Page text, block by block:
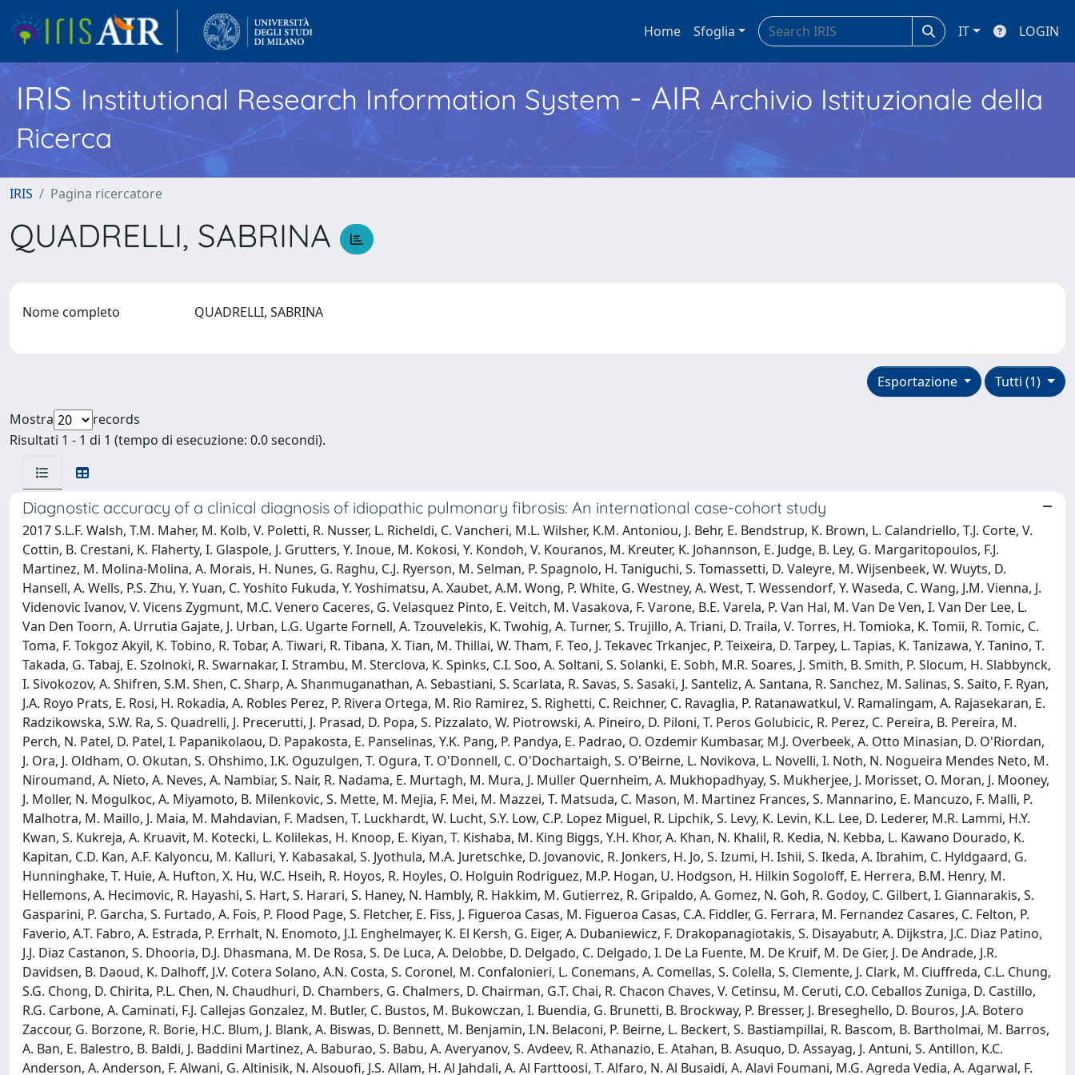
Home Sfoglia IT LOGIN
IRISInstitutional Research Information System - AIR Archivio Istituzionale della
Ricerca
IRIS Pagina ricercatore
QUADRELLI, SABRINA
Nome completo QUADRELLI, SABRINA
Tutti (1)
Esportazione
Mostra
records
Risultati 1 - 1 di 1 (tempo di esecuzione: 0.0 secondi).
Diagnostic accuracy of a clinical diagnosis of idiopathic pulmonary fibrosis: An international case-cohort study
2017 S.L.F. Walsh, T.M. Maher, M. Kolb, V. Poletti, R. Nusser, L. Richeldi, C. Vancheri, M.L. Wilsher, K.M. Antoniou, J. Behr, E. Bendstrup, K. Brown, L. Calandriello, T.J. Corte, V.
Cottin, B. Crestani, K. Flaherty, I. Glaspole, J. Grutters, Y. Inoue, M. Kokosi, Y. Kondoh, V. Kouranos, M. Kreuter, K. Johannson, E. Judge, B. Ley, G. Margaritopoulos, F.J.
Martinez, M. Molina-Molina, A. Morais, H. Nunes, G. Raghu, C.J. Ryerson, M. Selman, P. Spagnolo, H. Taniguchi, S. Tomassetti, D. Valeyre, M. Wijsenbeek, W. Wuyts, D.
Hansell, A. Wells, P.S. Zhu, Y. Yuan, C. Yoshito Fukuda, Y. Yoshimatsu, A. Xaubet, A.M. Wong, P. White, G. Westney, A. West, T. Wessendorf, Y. Waseda, C. Wang, J.M. Vienna, J.
Videnovic Ivanov, V. Vicens Zygmunt, M.C. Venero Caceres, G. Velasquez Pinto, E. Veitch, M. Vasakova, F. Varone, B.E. Varela, P. Van Hal, M. Van De Ven, I. Van Der Lee, L.
Van Den Toorn, A. Urrutia Gajate, J. Urban, L.G. Ugarte Fornell, A. Tzouvelekis, K. Twohig, A. Turner, S. Trujillo, A. Triani, D. Traila, V. Torres, H. Tomioka, K. Tomii, R. Tomic, C.
Toma, F. Tokgoz Akyil, K. Tobino, R. Tobar, A. Tiwari, R. Tibana, X. Tian, M. Thillai, W. Tham, F. Teo, J. Tekavec Trkanjec, P. Teixeira, D. Tarpey, L. Tapias, K. Tanizawa, Y. Tanino, T.
Takada, G. Tabaj, E. Szolnoki, R. Swarnakar, I. Strambu, M. Sterclova, K. Spinks, C.I. Soo, A. Soltani, S. Solanki, E. Sobh, M.R. Soares, J. Smith, B. Smith, P. Slocum, H. Slabbynck,
I. Sivokozov, A. Shifren, S.M. Shen, C. Sharp, A. Shanmuganathan, A. Sebastiani, S. Scarlata, R. Savas, S. Sasaki, J. Santeliz, A. Santana, R. Sanchez, M. Salinas, S. Saito, F. Ryan,
J.A. Royo Prats, E. Rosi, H. Rokadia, A. Robles Perez, P. Rivera Ortega, M. Rio Ramirez, S. Righetti, C. Reichner, C. Ravaglia, P. Ratanawatkul, V. Ramalingam, A. Rajasekaran, E.
Radzikowska, S.W. Ra, S. Quadrelli, J. Precerutti, J. Prasad, D. Popa, S. Pizzalato, W. Piotrowski, A. Pineiro, D. Piloni, T. Peros Golubicic, R. Perez, C. Pereira, B. Pereira, M.
Perch, N. Patel, D. Patel, I. Papanikolaou, D. Papakosta, E. Panselinas, Y.K. Pang, P. Pandya, E. Padrao, O. Ozdemir Kumbasar, M.J. Overbeek, A. Otto Minasian, D. O'Riordan,
J. Ora, J. Oldham, O. Okutan, S. Ohshimo, I.K. Oguzulgen, T. Ogura, T. O'Donnell, C. O'Dochartaigh, S. O'Beirne, L. Novikova, L. Novelli, I. Noth, N. Nogueira Mendes Neto, M.
Niroumand, A. Nieto, A. Neves, A. Nambiar, S. Nair, R. Nadama, E. Murtagh, M. Mura, J. Muller Quernheim, A. Mukhopadhyay, S. Mukherjee, J. Morisset, O. Moran, J. Mooney,
J. Moller, N. Mogulkoc, A. Miyamoto, B. Milenkovic, S. Mette, M. Mejia, F. Mei, M. Mazzei, T. Matsuda, C. Mason, M. Martinez Frances, S. Mannarino, E. Mancuzo, F. Malli, P.
Malhotra, M. Maillo, J. Maia, M. Mahdavian, F. Madsen, T. Luckhardt, W. Lucht, S.Y. Low, C.P. Lopez Miguel, R. Lipchik, S. Levy, K. Levin, K.L. Lee, D. Lederer, M.R. Lammi, H.Y.
Kwan, S. Kukreja, A. Kruavit, M. Kotecki, L. Kolilekas, H. Knoop, E. Kiyan, T. Kishaba, M. King Biggs, Y.H. Khor, A. Khan, N. Khalil, R. Kedia, N. Kebba, L. Kawano Dourado, K.
Kapitan, C.D. Kan, A.F. Kalyoncu, M. Kalluri, Y. Kabasakal, S. Jyothula, M.A. Juretschke, D. Jovanovic, R. Jonkers, H. Jo, S. Izumi, H. Ishii, S. Ikeda, A. Ibrahim, C. Hyldgaard, G.
Hunninghake, T. Huie, A. Hufton, X. Hu, W.C. Hseih, R. Hoyos, R. Hoyles, O. Holguin Rodriguez, M.P. Hogan, U. Hodgson, H. Hilkin Sogoloff, E. Herrera, B.M. Henry, M.
Hellemons, A. Hecimovic, R. Hayashi, S. Hart, S. Harari, S. Haney, N. Hambly, R. Hakkim, M. Gutierrez, R. Gripaldo, A. Gomez, N. Goh, R. Godoy, C. Gilbert, I. Giannarakis, S.
Gasparini, P. Garcha, S. Furtado, A. Fois, P. Flood Page, S. Fletcher, E. Fiss, J. Figueroa Casas, M. Figueroa Casas, C.A. Fiddler, G. Ferrara, M. Fernandez Casares, C. Felton, P.
Faverio, A.T. Fabro, A. Estrada, P. Errhalt, N. Enomoto, J.I. Enghelmayer, K. El Kersh, G. Eiger, A. Dubaniewicz, F. Drakopanagiotakis, S. Disayabutr, A. Dijkstra, J.C. Diaz Patino,
J.J. Diaz Castanon, S. Dhooria, D.J. Dhasmana, M. De Rosa, S. De Luca, A. Delobbe, D. Delgado, C. Delgado, I. De La Fuente, M. De Kruif, M. De Gier, J. De Andrade, J.R.
Davidsen, B. Daoud, K. Dalhoff, J.V. Cotera Solano, A.N. Costa, S. Coronel, M. Confalonieri, L. Conemans, A. Comellas, S. Colella, S. Clemente, J. Clark, M. Ciuffreda, C.L. Chung,
S.G. Chong, D. Chirita, P.L. Chen, N. Chaudhuri, D. Chambers, G. Chalmers, D. Chairman, G.T. Chai, R. Chacon Chaves, V. Cetinsu, M. Ceruti, C.O. Ceballos Zuniga, D. Castillo,
R.G. Carbone, A. Caminati, F.J. Callejas Gonzalez, M. Butler, C. Bustos, M. Bukowczan, I. Buendia, G. Brunetti, B. Brockway, P. Bresser, J. Breseghello, D. Bouros, J.A. Botero
Zaccour, G. Borzone, R. Borie, H.C. Blum, J. Blank, A. Biswas, D. Bennett, M. Benjamin, I.N. Belaconi, P. Beirne, L. Beckert, S. Bastiampillai, R. Bascom, B. Bartholmai, M. Barros,
A. Ban, E. Balestro, B. Baldi, J. Baddini Martinez, A. Baburao, S. Babu, A. Averyanov, S. Avdeev, R. Athanazio, E. Atahan, B. Asuquo, D. Assayag, J. Antuni, S. Antillon, K.C.
Anderson, A. Anderson, F. Alwani, G. Altinisik, N. Alsouofi, J.S. Allam, H. Al Jahdali, A. Al Farttoosi, T. Alfaro, N. Al Busaidi, A. Alavi Foumani, M.G. Agreda Vedia, A. Agarwal, F.